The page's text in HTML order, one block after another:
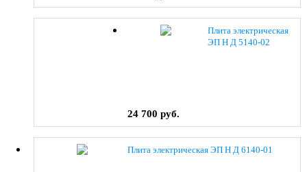
Плита электрическая
ЭП Н Д 5140-02
24 700 руб.
Плита электрическая ЭП Н Д 6140-01